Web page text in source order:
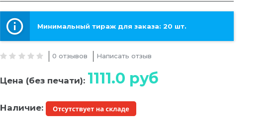
Минимальный тираж для заказа: 20 шт.
0 отзывов Написать отзыв
Цена (без печати): 1111.0 руб
Наличие: